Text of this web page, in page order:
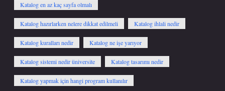
Katalog en az kaç sayfa olmalı
Katalog hazırlarken nelere dikkat edilmeli Katalog ihlali nedir
Katalog kuralları nedir Katalog ne işe yarıyor
Katalog sistemi nedir üniversite Katalog tasarımı nedir
Katalog yapmak için hangi program kullanılır